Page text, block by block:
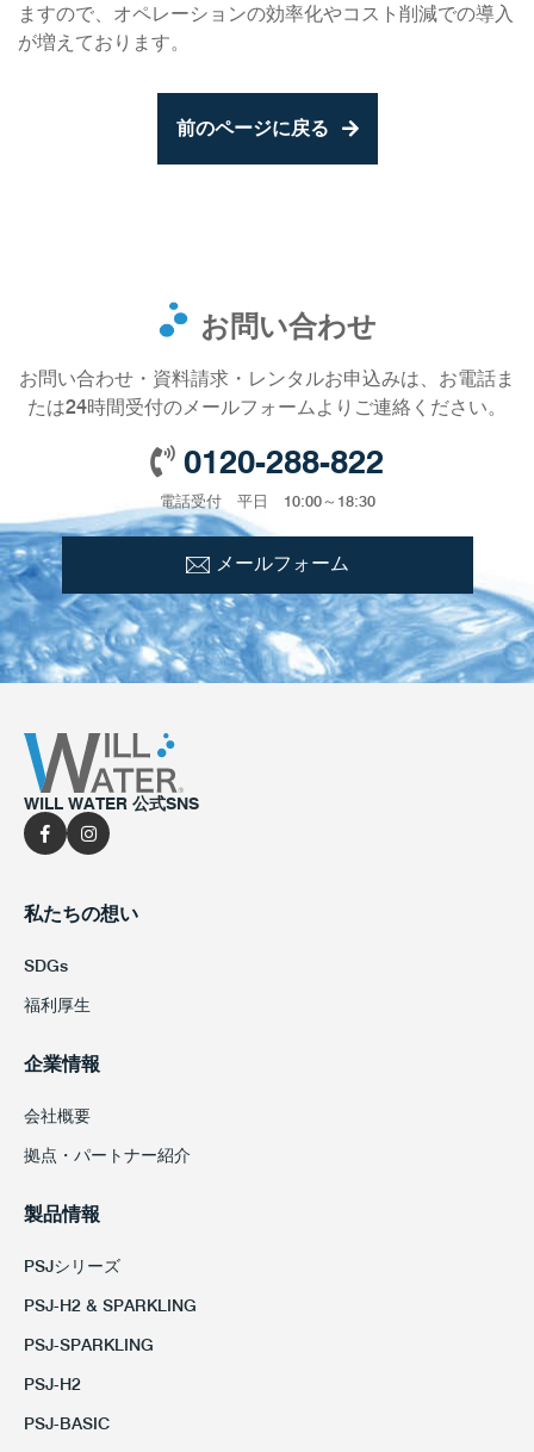
ますので、オペレーションの効率化やコスト削減での導入
が増えております。
前のページに戻る
お問い合わせ
お問い合わせ・資料請求・レンタルお申込みは、お電話ま
たは24時間受付のメールフォームよりご連絡ください。
0120-288-822
電話受付 平日 10:00～18:30
メールフォーム
WILL WATER 公式SNS
私たちの想い
SDGs
福利厚生
企業情報
会社概要
拠点・パートナー紹介
製品情報
PSJシリーズ
PSJ-H2 & SPARKLING
PSJ-SPARKLING
PSJ-H2
PSJ-BASIC